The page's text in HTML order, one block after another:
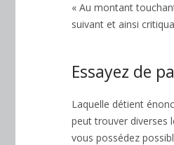
« Au montant
suivant et ainsi
Essayez de
Laquelle détient
peut trouver diverses
vous possédez